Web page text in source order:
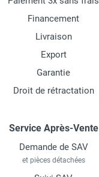
Financement
Livraison
Export
Garantie
Droit de rétractation
Service Après-Vente
Demande de SAV
et pièces détachées